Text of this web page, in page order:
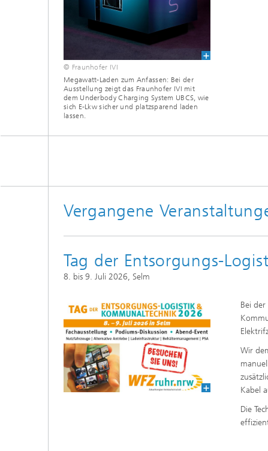
© Fraunhofer IVI
Megawatt-Laden zum Anfassen: Bei der
Ausstellung zeigt das Fraunhofer IVI mit
dem Underbody Charging System UBCS, wie
sich E-Lkw sicher und platzsparend laden
lassen.
Vergangene
Tag der Entsorgungs-
8. bis 9. Juli 2026, Selm
Bei
Wir
Kabel
Die